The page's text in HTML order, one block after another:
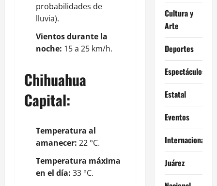
probabilidades de
lluvia).
Vientos durante la
noche: 15 a 25 km/h.
Chihuahua
Capital:
Temperatura al
amanecer: 22 °C.
Temperatura máxima
en el día: 33 °C.
Cultura y
Arte
Deportes
Espectáculos
Estatal
Eventos
Internacional
Juárez